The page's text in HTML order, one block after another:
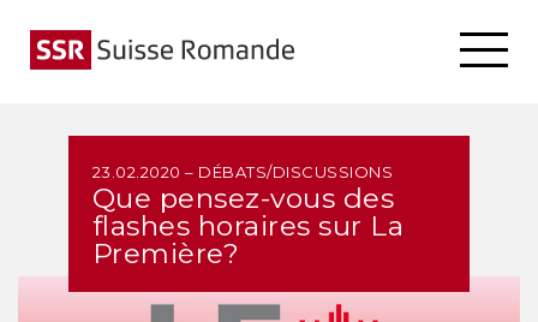
23.02.2020 – DÉBATS/DISCUSSIONS
Que pensez-vous des
flashes horaires sur La
Première?